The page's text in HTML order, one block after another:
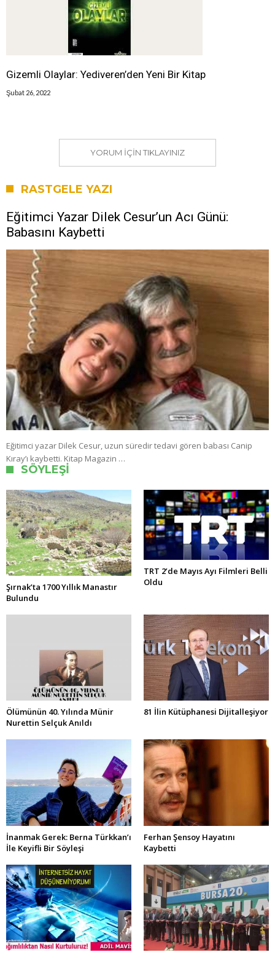
Gizemli Olaylar: Yediveren’den Yeni Bir Kitap
Şubat 26, 2022
YORUM IÇIN TIKLAYINIZ
RASTGELE YAZI
Eğitimci Yazar Dilek Cesur’un Acı Günü:
Babasını Kaybetti
Eğitimci yazar Dilek Cesur, uzun süredir tedavi gören babası Canip
Kıray’ı kaybetti. Kitap Magazin …
SÖYLEŞI
Şırnak’ta 1700 Yıllık Manastır
Bulundu
TRT 2’de Mayıs Ayı Filmleri Belli
Oldu
Ölümünün 40. Yılında Münir
Nurettin Selçuk Anıldı
81 İlin Kütüphanesi Dijitalleşiyor
İnanmak Gerek: Berna Türkkan’ı
İle Keyifli Bir Söyleşi
Ferhan Şensoy Hayatını
Kaybetti